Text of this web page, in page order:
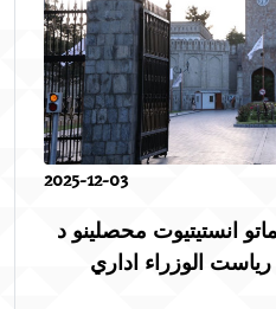
2025-12-03
انستیتیوت محصلینو د
الوزراء اداري